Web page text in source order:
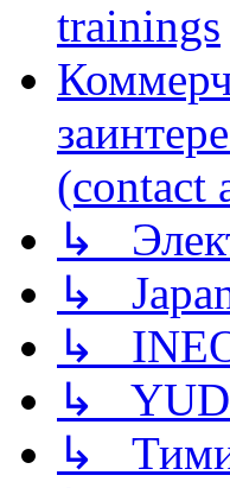
trainings
(contact
↳
↳
↳
↳
↳